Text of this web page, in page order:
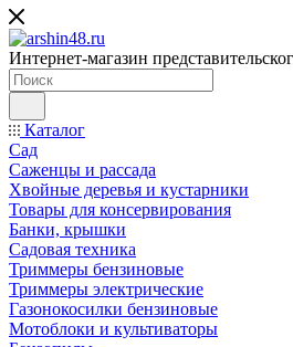
Интернет-магазин
Каталог
Сад
Саженцы и рассада
Хвойные деревья и кустарники
Товары для консервирования
Банки, крышки
Садовая техника
Триммеры бензиновые
Триммеры электрические
Газонокосилки бензиновые
Мотоблоки и культиваторы